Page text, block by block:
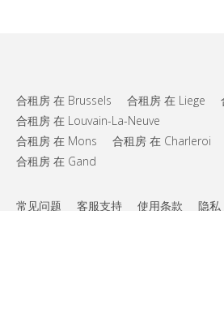
合租房 在 Brussels 合租房 在 Liege
合租房 在 Louvain-La-Neuve
合租房 在 Mons
合租房 在 Charleroi
合租房 在 Gand
常见问题 客服支持 使用条款 隐私